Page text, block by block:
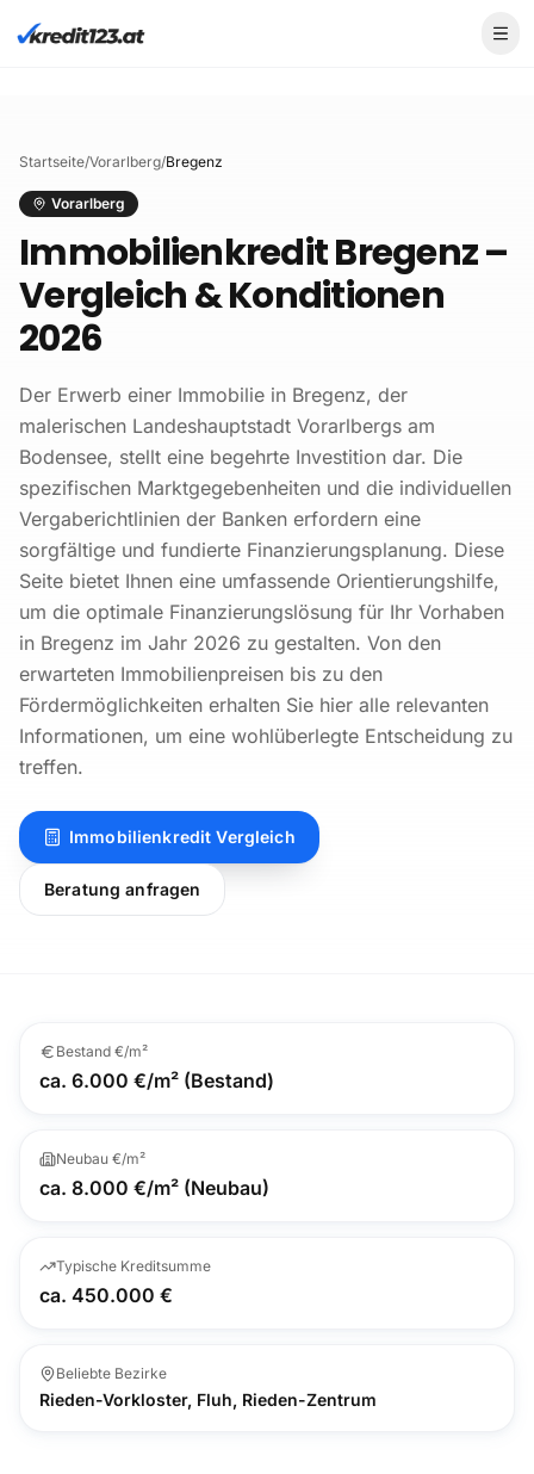
Startseite/Vorarlberg/Bregenz
Vorarlberg
Immobilienkredit Bregenz –
Vergleich & Konditionen
2026
Der Erwerb einer Immobilie in Bregenz, der
malerischen Landeshauptstadt Vorarlbergs am
Bodensee, stellt eine begehrte Investition dar. Die
spezifischen Marktgegebenheiten und die individuellen
Vergaberichtlinien der Banken erfordern eine
sorgfältige und fundierte Finanzierungsplanung. Diese
Seite bietet Ihnen eine umfassende Orientierungshilfe,
um die optimale Finanzierungslösung für Ihr Vorhaben
in Bregenz im Jahr 2026 zu gestalten. Von den
erwarteten Immobilienpreisen bis zu den
Fördermöglichkeiten erhalten Sie hier alle relevanten
Informationen, um eine wohlüberlegte Entscheidung zu
treffen.
Immobilienkredit Vergleich
Beratung anfragen
Bestand €/m²
ca. 6.000 €/m² (Bestand)
Neubau €/m²
ca. 8.000 €/m² (Neubau)
Typische Kreditsumme
ca. 450.000 €
Beliebte Bezirke
Rieden-Vorkloster, Fluh, Rieden-Zentrum